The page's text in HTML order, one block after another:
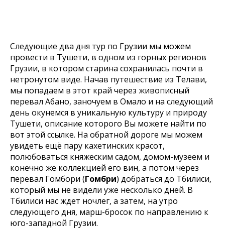
Следующие два дня тур по Грузии мы можем
провести в Тушети, в одном из горных регионов
Грузии, в котором старина сохранилась почти в
нетронутом виде. Начав путешествие из Телави,
мы попадаем в этот край через живописный
перевал Абано, заночуем в Омало и на следующий
день окунемся в уникальную культуру и природу
Тушети, описание которого Вы можете найти по
вот этой ссылке. На обратной дороге мы можем
увидеть ещё пару кахетинских красот,
полюбоваться княжеским садом, домом-музеем и
конечно же коллекцией его вин, а потом через
перевал Гомбори (Гомбри) добраться до Тбилиси,
который мы не видели уже несколько дней. В
Тбилиси нас ждет ночлег, а затем, на утро
следующего дня, марш-бросок по направлению к
юго-западной Грузии.